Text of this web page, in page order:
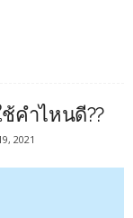
คำไหนดี??
2021